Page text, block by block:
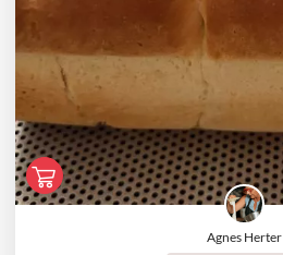
Agnes Herter